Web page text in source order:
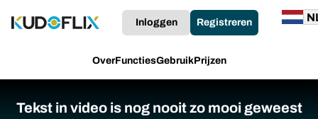
OverFunctiesGebruikPrijzen
Inloggen Registreren
Tekst in video is nog nooit zo mooi geweest